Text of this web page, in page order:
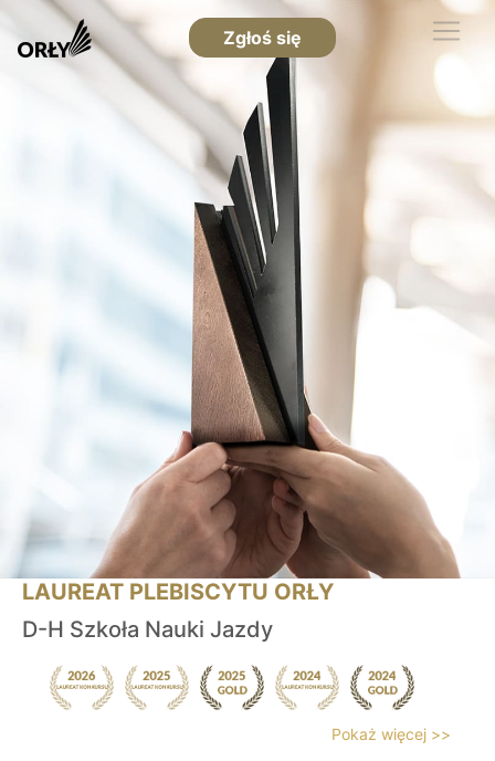
Zgłoś się
LAUREAT PLEBISCYTU ORŁY
D-H Szkoła Nauki Jazdy
Pokaż więcej >>